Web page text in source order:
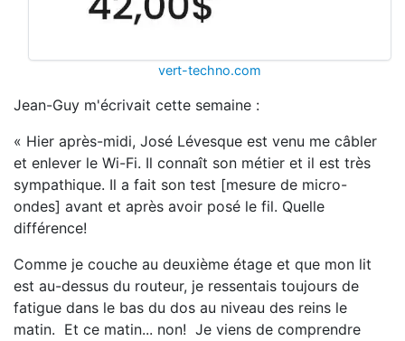
vert-techno.com
Jean-Guy m'écrivait cette semaine :
« Hier après-midi, José Lévesque est venu me câbler
et enlever le Wi-Fi. Il connaît son métier et il est très
sympathique. Il a fait son test [mesure de micro-
ondes] avant et après avoir posé le fil. Quelle
différence!
Comme je couche au deuxième étage et que mon lit
est au-dessus du routeur, je ressentais toujours de
fatigue dans le bas du dos au niveau des reins le
matin. Et ce matin... non! Je viens de comprendre